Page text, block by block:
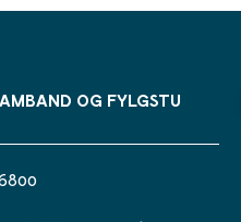
OG FYLGSTU